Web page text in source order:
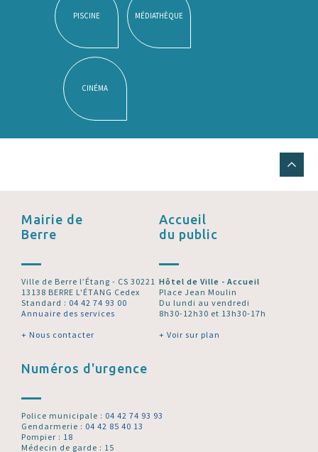
PISCINE MÉDIATHÈQUE
CINÉMA
Mairie de
Berre
Ville de Berre l’Étang - CS 30221
13138 BERRE L'ÉTANG Cedex
Standard : 04 42 74 93 00
Annuaire des services
+ Nous contacter
Accueil
du public
Hôtel de Ville - Accueil
Place Jean Moulin
Du lundi au vendredi
8h30-12h30 et 13h30-17h
+ Voir sur plan
Numéros d'urgence
Police municipale : 04 42 74 93 93
Gendarmerie : 04 42 85 40 13
Pompier : 18
Médecin de garde : 15